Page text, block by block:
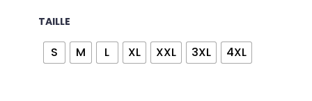
TAILLE
S M L XL XXL 3XL 4XL